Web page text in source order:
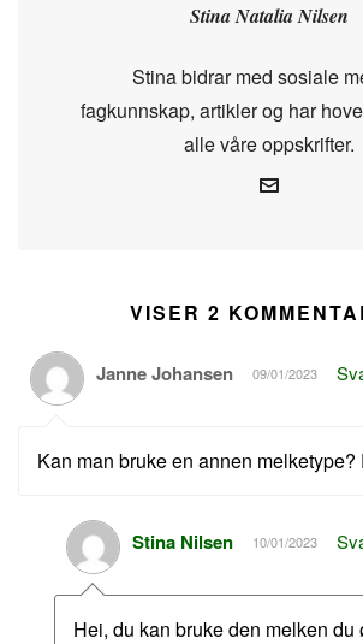
Stina Natalia Nilsen
Stina bidrar med sosiale
fagkunnskap, artikler og har
alle våre oppskrifter.
VISER 2
Janne Johansen 09/01/2023
Kan man bruke en annen melketype?
Stina Nilsen 10/01/2023
Hei, du kan bruke den melken du